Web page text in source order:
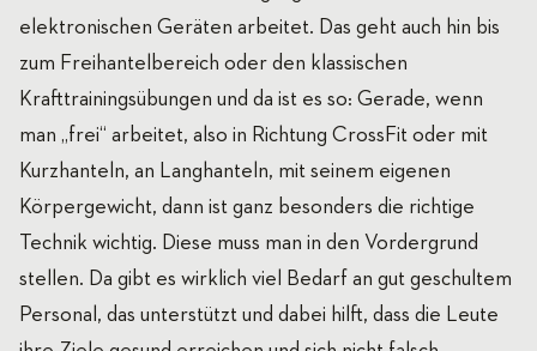
elektronischen Geräten arbeitet. Das geht auch hin bis
zum Freihantelbereich oder den klassischen
Krafttrainingsübungen und da ist es so: Gerade, wenn
man „frei“ arbeitet, also in Richtung CrossFit oder mit
Kurzhanteln, an Langhanteln, mit seinem eigenen
Körpergewicht, dann ist ganz besonders die richtige
Technik wichtig. Diese muss man in den Vordergrund
stellen. Da gibt es wirklich viel Bedarf an gut geschultem
Personal, das unterstützt und dabei hilft, dass die Leute